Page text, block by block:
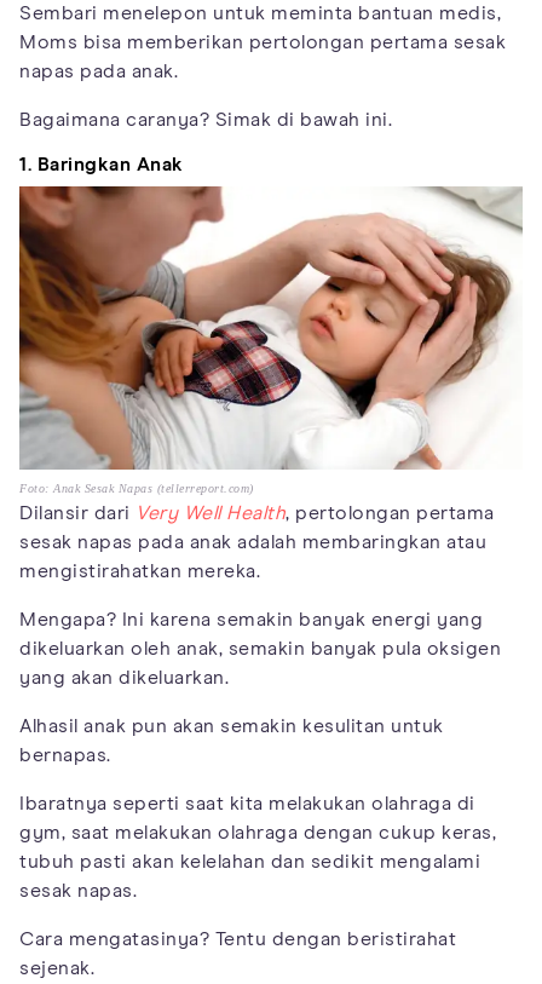
Sembari menelepon untuk meminta bantuan medis,
Moms bisa memberikan pertolongan pertama sesak
napas pada anak.
Bagaimana caranya? Simak di bawah ini.
1. Baringkan Anak
Foto: Anak Sesak Napas (tellerreport.com)
Dilansir dari Very Well Health, pertolongan pertama
sesak napas pada anak adalah membaringkan atau
mengistirahatkan mereka.
Mengapa? Ini karena semakin banyak energi yang
dikeluarkan oleh anak, semakin banyak pula oksigen
yang akan dikeluarkan.
Alhasil anak pun akan semakin kesulitan untuk
bernapas.
Ibaratnya seperti saat kita melakukan olahraga di
gym, saat melakukan olahraga dengan cukup keras,
tubuh pasti akan kelelahan dan sedikit mengalami
sesak napas.
Cara mengatasinya? Tentu dengan beristirahat
sejenak.